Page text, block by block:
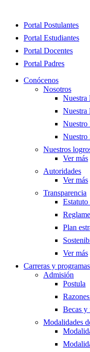
Close
Portal Postulantes
Portal Estudiantes
Portal Docentes
Portal Padres
Conócenos
Nosotros
Nuestra
Nuestra
Nuestro
Nuestro
Nuestros
Ver más
Autoridades
Ver más
Transparencia
Plan
Ver más
Carreras y programas
Admisión
Postula
Becas y
Modalidades